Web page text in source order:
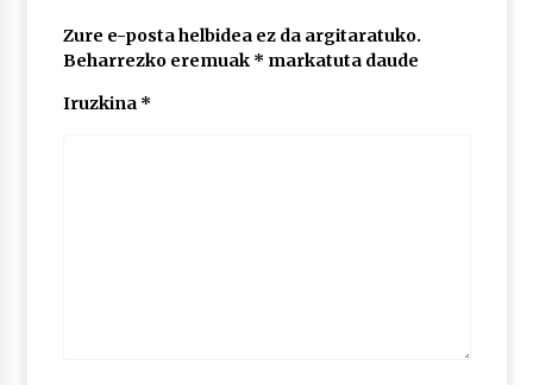
Zure e-posta helbidea ez da argitaratuko.
Beharrezko eremuak * markatuta daude
Iruzkina *